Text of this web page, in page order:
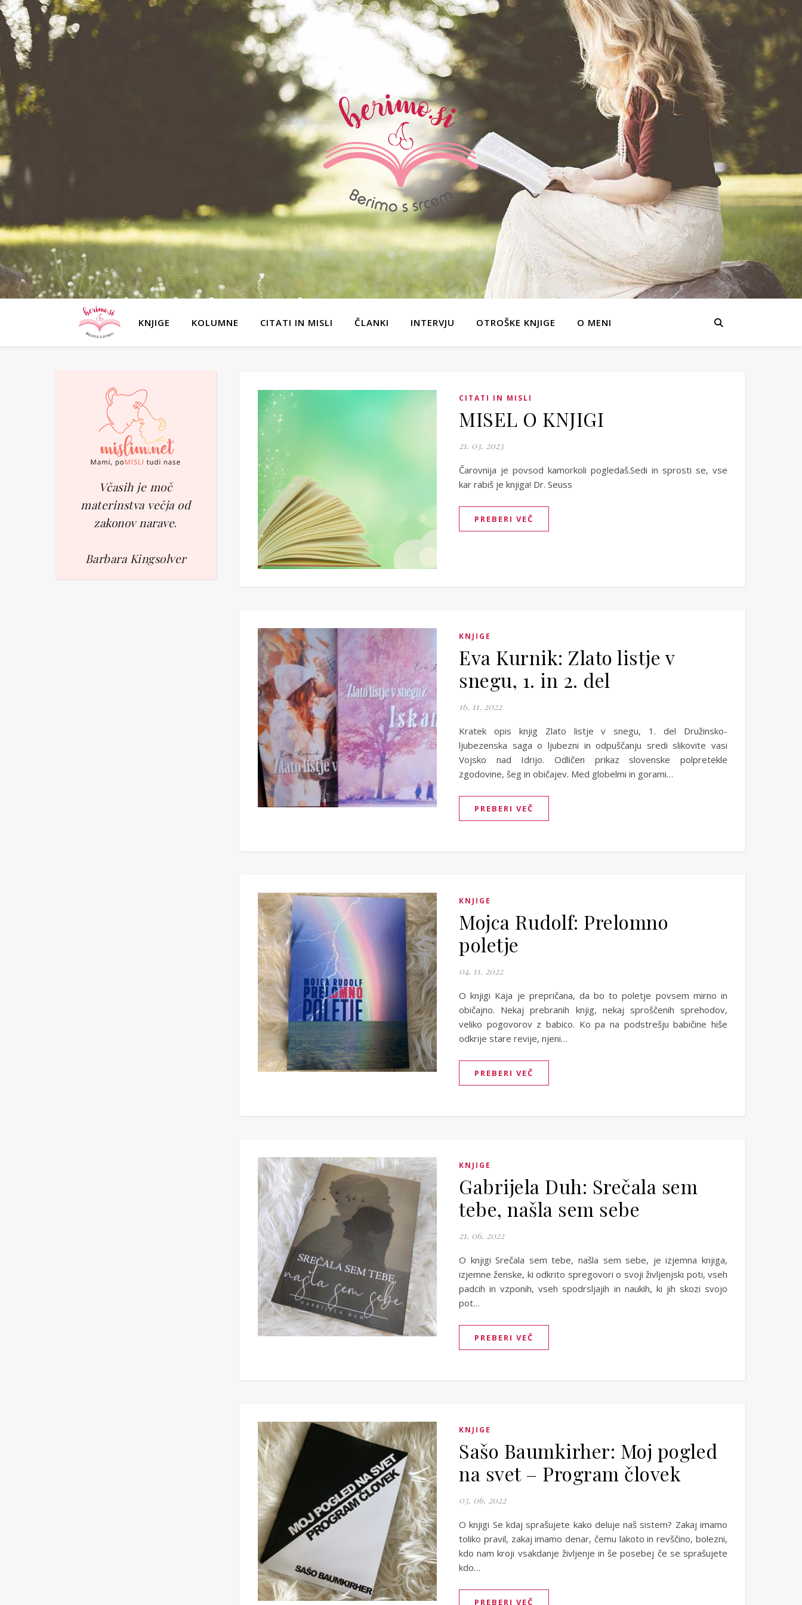
KNJIGE KOLUMNE CITATI IN MISLI ČLANKI INTERVJU OTROŠKE KNJIGE O MENI
Včasih je moč
materinstva večja od
zakonov narave.
Barbara Kingsolver
CITATI IN MISLI
MISEL O KNJIGI
21. 03. 2023
Čarovnija je povsod kamorkoli pogledaš.Sedi in sprosti se, vse
kar rabiš je knjiga! Dr. Seuss
PREBERI VEČ
KNJIGE
Eva Kurnik: Zlato listje v
snegu, 1. in 2. del
16. 11. 2022
Kratek opis knjig Zlato listje v snegu, 1. del Družinsko-
ljubezenska saga o ljubezni in odpuščanju sredi slikovite vasi
Vojsko nad Idrijo. Odličen prikaz slovenske polpretekle
zgodovine, šeg in običajev. Med globelmi in gorami…
PREBERI VEČ
KNJIGE
Mojca Rudolf: Prelomno
poletje
04. 11. 2022
O knjigi Kaja je prepričana, da bo to poletje povsem mirno in
običajno. Nekaj prebranih knjig, nekaj sproščenih sprehodov,
veliko pogovorov z babico. Ko pa na podstrešju babičine hiše
odkrije stare revije, njeni…
PREBERI VEČ
KNJIGE
Gabrijela Duh: Srečala sem
tebe, našla sem sebe
21. 06. 2022
O knjigi Srečala sem tebe, našla sem sebe, je izjemna knjiga,
izjemne ženske, ki odkrito spregovori o svoji življenjski poti, vseh
padcih in vzponih, vseh spodrsljajih in naukih, ki jih skozi svojo
pot…
PREBERI VEČ
KNJIGE
Sašo Baumkirher: Moj pogled
na svet – Program človek
03. 06. 2022
O knjigi Se kdaj sprašujete kako deluje naš sistem? Zakaj imamo
toliko pravil, zakaj imamo denar, čemu lakoto in revščino, bolezni,
kdo nam kroji vsakdanje življenje in še posebej če se sprašujete
kdo…
PREBERI VEČ